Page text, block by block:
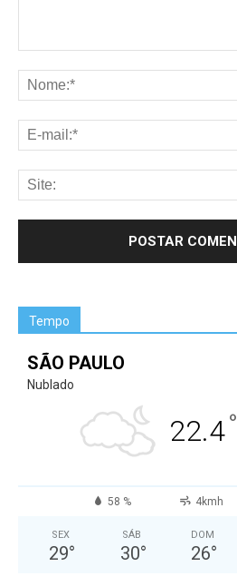
Tempo
SÃO PAULO
Nublado
22.4°
58 % 4kmh
SEX
29°
SÁB
30°
DOM
26°